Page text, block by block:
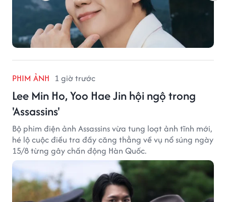
PHIM ẢNH 1 giờ trước
Lee Min Ho, Yoo Hae Jin hội ngộ trong
'Assassins'
Bộ phim điện ảnh Assassins vừa tung loạt ảnh tĩnh mới,
hé lộ cuộc điều tra đầy căng thẳng về vụ nổ súng ngày
15/8 từng gây chấn động Hàn Quốc.